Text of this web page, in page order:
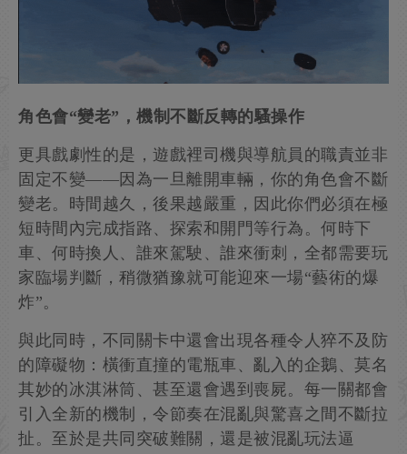
角色會“變老”，機制不斷反轉的騷操作
更具戲劇性的是，遊戲裡司機與導航員的職責並非
固定不變——因為一旦離開車輛，你的角色會不斷
變老。時間越久，後果越嚴重，因此你們必須在極
短時間內完成指路、探索和開門等行為。何時下
車、何時換人、誰來駕駛、誰來衝刺，全都需要玩
家臨場判斷，稍微猶豫就可能迎來一場“藝術的爆
炸”。
與此同時，不同關卡中還會出現各種令人猝不及防
的障礙物：橫衝直撞的電瓶車、亂入的企鵝、莫名
其妙的冰淇淋筒、甚至還會遇到喪屍。每一關都會
引入全新的機制，令節奏在混亂與驚喜之間不斷拉
扯。至於是共同突破難關，還是被混亂玩法逼